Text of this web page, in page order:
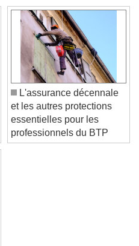
L'assurance décennale
et les autres protections
essentielles pour les
professionnels du BTP